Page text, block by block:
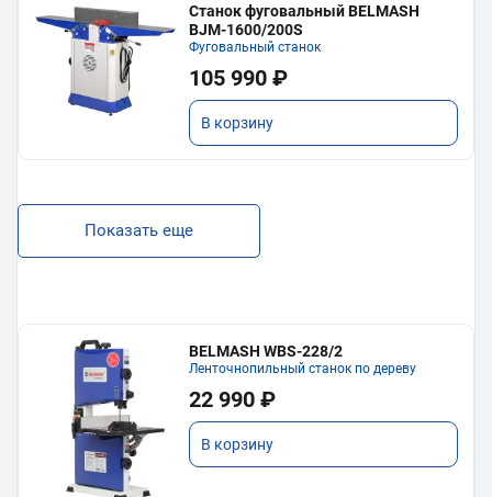
Станок фуговальный BELMASH
BJM-1600/200S
Фуговальный станок
105 990 ₽
В корзину
Показать еще
BELMASH WBS-228/2
Ленточнопильный станок по дереву
22 990 ₽
В корзину